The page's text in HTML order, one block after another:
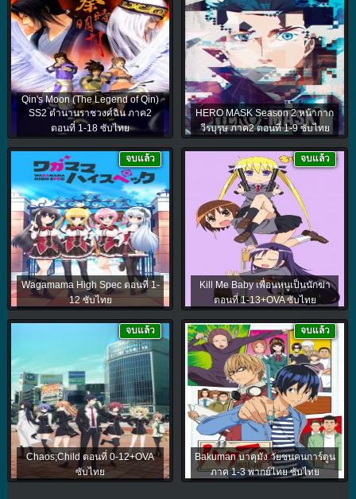
Qin's Moon (The Legend of Qin)
SS2 ตำนานราชวงศ์ฉิน ภาค2
ตอนที่ 1-18 ซับไทย
HERO MASK Season 2 หน้ากาก
วีรบุรุษ ภาค2 ตอนที่ 1-9 ซับไทย
Wagamama High Spec ตอนที่ 1-
12 ซับไทย
จบแล้ว
Kill Me Baby เพื่อนหนูเป็นนักฆ่า
ตอนที่ 1-13+OVA ซับไทย
จบแล้ว
Chaos;Child ตอนที่ 0-12+OVA
ซับไทย
จบแล้ว
Bakuman บาคุมัง วัยซนคนการ์ตูน
ภาค 1-3 พากย์ไทย ซับไทย
จบแล้ว